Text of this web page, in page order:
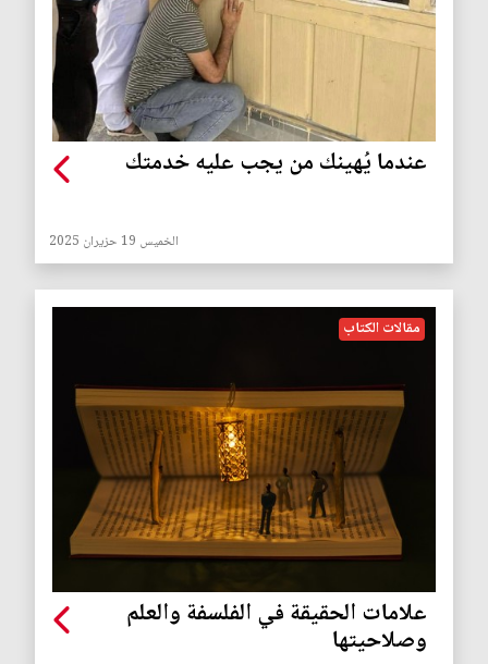
عندما يُهينك من يجب عليه خدمتك
الخميس 19 حزيران 2025
مقالات الكتاب
علامات الحقيقة في الفلسفة والعلم
وصلاحيتها